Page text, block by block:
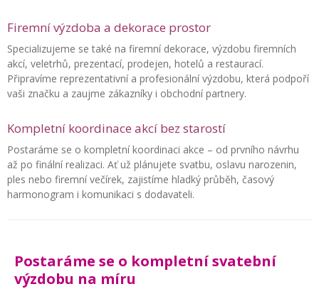
Firemní výzdoba a dekorace prostor
Specializujeme se také na firemní dekorace, výzdobu firemních
akcí, veletrhů, prezentací, prodejen, hotelů a restaurací.
Připravíme reprezentativní a profesionální výzdobu, která podpoří
vaši značku a zaujme zákazníky i obchodní partnery.
Kompletní koordinace akcí bez starostí
Postaráme se o kompletní koordinaci akce – od prvního návrhu
až po finální realizaci. Ať už plánujete svatbu, oslavu narozenin,
ples nebo firemní večírek, zajistíme hladký průběh, časový
harmonogram i komunikaci s dodavateli.
Postaráme se o kompletní svatební
výzdobu na míru